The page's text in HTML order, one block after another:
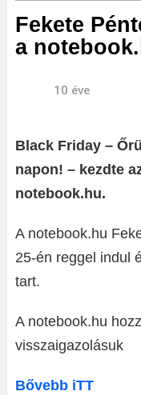
Fekete
a
10 éve
Black Friday –
napon! – kezdte
notebook.hu.
A notebook.hu
25-én reggel indul
tart.
A notebook.hu
visszaigazolásuk
Bővebb iTT